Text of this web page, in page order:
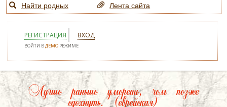
Найти родных
Лента сайта
РЕГИСТРАЦИЯ ВХОД
ВОЙТИ ВДЕМО РЕЖИМЕ
Лучше раньше умереть, чем позже